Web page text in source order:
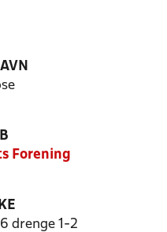
Forening
drenge 1-2